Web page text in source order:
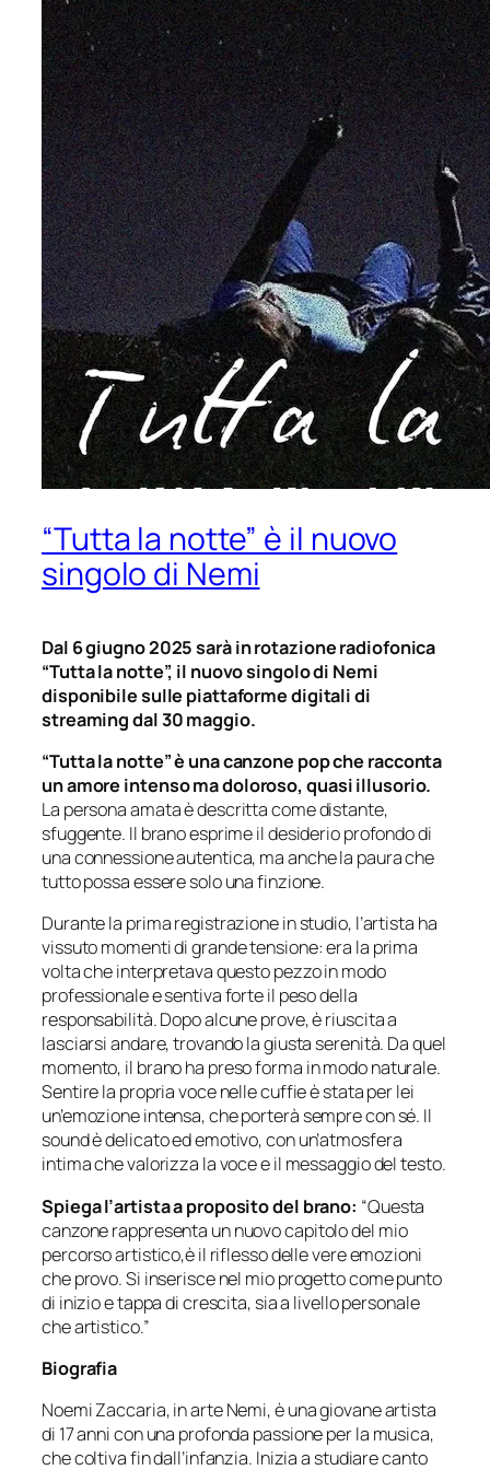
“Tutta la notte” è il nuovo
singolo di Nemi
Dal 6 giugno 2025 sarà in rotazione radiofonica
“Tutta la notte”, il nuovo singolo di Nemi
disponibile sulle piattaforme digitali di
streaming dal 30 maggio.
“Tutta la notte” è una canzone pop che racconta
un amore intenso ma doloroso, quasi illusorio.
La persona amata è descritta come distante,
sfuggente. Il brano esprime il desiderio profondo di
una connessione autentica, ma anche la paura che
tutto possa essere solo una finzione.
Durante la prima registrazione in studio, l’artista ha
vissuto momenti di grande tensione: era la prima
volta che interpretava questo pezzo in modo
professionale e sentiva forte il peso della
responsabilità. Dopo alcune prove, è riuscita a
lasciarsi andare, trovando la giusta serenità. Da quel
momento, il brano ha preso forma in modo naturale.
Sentire la propria voce nelle cuffie è stata per lei
un’emozione intensa, che porterà sempre con sé. Il
sound è delicato ed emotivo, con un’atmosfera
intima che valorizza la voce e il messaggio del testo.
Spiega l’artista a proposito del brano: “Questa
canzone rappresenta un nuovo capitolo del mio
percorso artistico,è il riflesso delle vere emozioni
che provo. Si inserisce nel mio progetto come punto
di inizio e tappa di crescita, sia a livello personale
che artistico.”
Biografia
Noemi Zaccaria, in arte Nemi, è una giovane artista
di 17 anni con una profonda passione per la musica,
che coltiva fin dall’infanzia. Inizia a studiare canto